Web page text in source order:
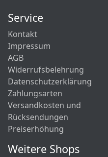
Service
Kontakt
Impressum
AGB
Widerrufsbelehrung
Datenschutzerklärung
Zahlungsarten
Versandkosten und
Rücksendungen
Preiserhöhung
Weitere Shops